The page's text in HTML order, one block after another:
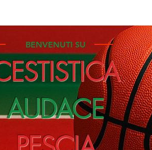
BENVENUTI SU
AUDACE